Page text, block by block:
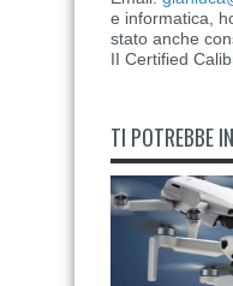
e informatica,
stato anche
II Certified
TI POTREBBE